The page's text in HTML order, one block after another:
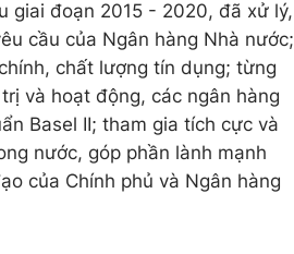
giai đoạn 2015 - 2020, đã xử lý,
cầu của Ngân hàng Nhà nước;
chất lượng tín dụng; từng
và hoạt động, các ngân hàng
Basel II; tham gia tích cực và
nước, góp phần lành mạnh
của Chính phủ và Ngân hàng